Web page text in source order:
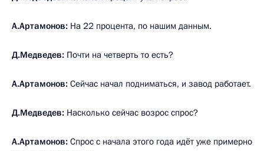
А.Артамонов: На 22 процента, по нашим данным.
Д.Медведев: Почти на четверть то есть?
А.Артамонов: Сейчас начал подниматься, и завод работает.
Д.Медведев: Насколько сейчас возрос спрос?
А.Артамонов: Спрос с начала этого года идёт уже примерно